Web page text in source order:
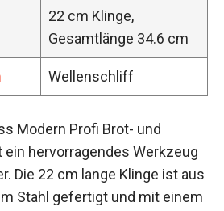
22 cm Klinge,
Gesamtlänge 34.6 cm
Wellenschliff
Modern Profi Brot- und
hervorragendes Werkzeug
Die 22 cm lange Klinge ist aus
Stahl gefertigt und mit einem